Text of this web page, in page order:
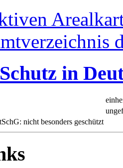
in
nicht besonders geschützt